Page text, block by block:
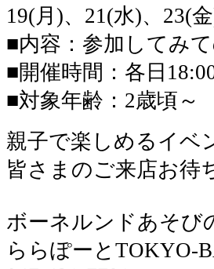
19(月)、21(水)、23(
■内容：参加してみ
■開催時間：各日
■対象年齢：2歳頃～
親子で楽しめるイベ
皆さまのご来店お待
ボーネルンドあそび
ららぽーとTOKYO-